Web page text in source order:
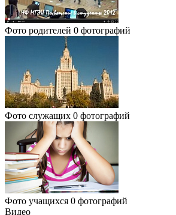
Фото родителей 0 фотографий
Фото служащих 0 фотографий
Фото учащихся 0 фотографий
Видео